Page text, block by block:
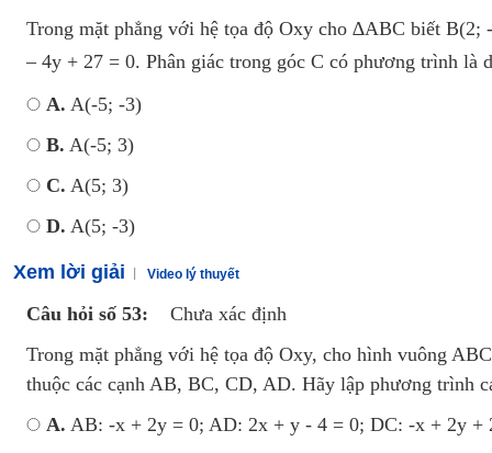
Trong mặt phẳng với hệ tọa độ Oxy cho ∆ABC biết
– 4y + 27 = 0. Phân giác trong góc C có phương trình là d
A. A(-5; -3)
B. A(-5; 3)
C. A(5; 3)
D. A(5; -3)
Xem lời giải Video lý thuyết
Câu hỏi số 53:
Chưa xác định
Trong mặt phẳng với hệ tọa độ Oxy, cho hình vuông
thuộc các cạnh AB, BC, CD, AD. Hãy lập phương trình
A. AB: -x + 2y = 0; AD: 2x + y - 4 = 0; DC: -x + 2y +